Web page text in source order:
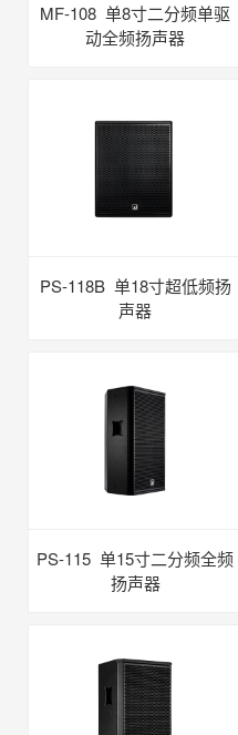
MF-108 单8寸二分频单驱
动全频扬声器
PS-118B 单18寸超低频扬
声器
PS-115 单15寸二分频全频
扬声器